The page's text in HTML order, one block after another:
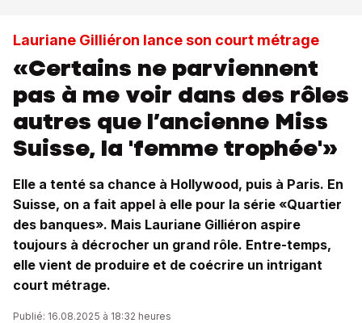
Lauriane Gilliéron lance son court métrage
«Certains ne parviennent
pas à me voir dans des rôles
autres que l’ancienne Miss
Suisse, la 'femme trophée'»
Elle a tenté sa chance à Hollywood, puis à Paris. En
Suisse, on a fait appel à elle pour la série «Quartier
des banques». Mais Lauriane Gilliéron aspire
toujours à décrocher un grand rôle. Entre-temps,
elle vient de produire et de coécrire un intrigant
court métrage.
Publié: 16.08.2025 à 18:32 heures